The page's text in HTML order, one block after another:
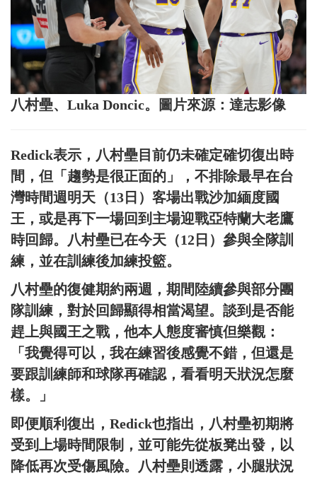
八村壘、Luka Doncic。圖片來源：達志影像
Redick表示，八村壘目前仍未確定確切復出時
間，但「趨勢是很正面的」，不排除最早在台
灣時間週明天（13日）客場出戰沙加緬度國
王，或是再下一場回到主場迎戰亞特蘭大老鷹
時回歸。八村壘已在今天（12日）參與全隊訓
練，並在訓練後加練投籃。
八村壘的復健期約兩週，期間陸續參與部分團
隊訓練，對於回歸顯得相當渴望。談到是否能
趕上與國王之戰，他本人態度審慎但樂觀：
「我覺得可以，我在練習後感覺不錯，但還是
要跟訓練師和球隊再確認，看看明天狀況怎麼
樣。」
即便順利復出，Redick也指出，八村壘初期將
受到上場時間限制，並可能先從板凳出發，以
降低再次受傷風險。八村壘則透露，小腿狀況